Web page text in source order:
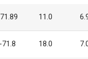
11.0
-71.8 18.0